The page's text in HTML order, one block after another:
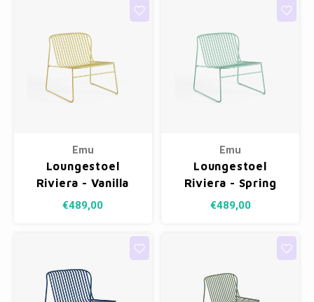
Emu
Loungestoel
Riviera - Vanilla
Yellow 83
€489,00
Emu
Loungestoel
Riviera - Spring
Green 03
€489,00